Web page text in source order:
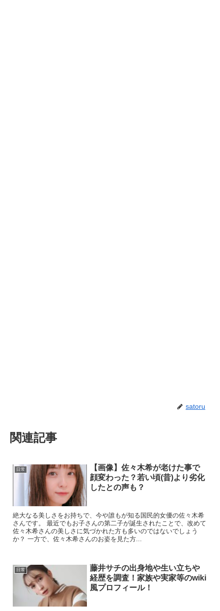
satoru
関連記事
日常
【画像】佐々木希が老けた事で
顔変わった？若い頃(昔)より劣化
したとの声も？
絶大なる美しさをお持ちで、今や誰もが知る国民的女優の佐々木希
さんです。 最近でもお子さんの第二子が誕生されたことで、改めて
佐々木希さんの美しさに気づかれた方も多いのではないでしょう
か？ 一方で、佐々木希さんのお姿を見た方...
日常
藤井サチの出身地や生い立ちや
経歴を調査！家族や実家等のwiki
風プロフィール！